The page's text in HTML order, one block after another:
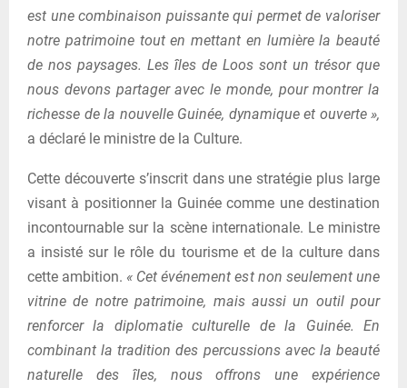
est une combinaison puissante qui permet de valoriser
notre patrimoine tout en mettant en lumière la beauté
de nos paysages. Les îles de Loos sont un trésor que
nous devons partager avec le monde, pour montrer la
richesse de la nouvelle Guinée, dynamique et ouverte »,
a déclaré le ministre de la Culture.
Cette découverte s’inscrit dans une stratégie plus large
visant à positionner la Guinée comme une destination
incontournable sur la scène internationale. Le ministre
a insisté sur le rôle du tourisme et de la culture dans
cette ambition. « Cet événement est non seulement une
vitrine de notre patrimoine, mais aussi un outil pour
renforcer la diplomatie culturelle de la Guinée. En
combinant la tradition des percussions avec la beauté
naturelle des îles, nous offrons une expérience